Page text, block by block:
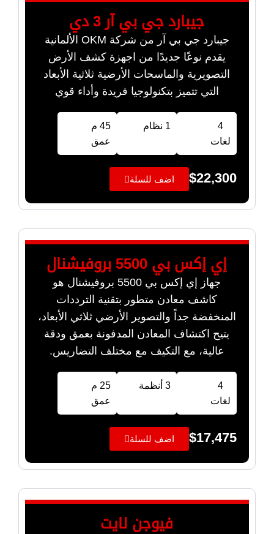
جيبارد جي بي آر 3 دي
جيبارد جي بي آر من شركة OKM الألمانية
يقدم نوعًا جديدًا من اجهزة كشف الأرض
التصويرية والماسحات الأرضية ثلاثية الأبعاد
التي تتميز بتكنولوجيا فريدة وأداء قوي
4
لغات
1 نظام
45 م
عمق
$22,300 اضف للسلة
إي إكس بي 5500 بروفيشنال
جهاز إي إكس بي 5500 بروفيشنال هو
كاشف معادن متطور بتقنية الترددات
المنخفضة جداً والتصوير الأرضي ثلاثي الأبعاد،
يتيح اكتشاف المعادن المدفونة بعمق ودقة
عالية، مع التكيف مع مختلف التضاريس.
4
لغات
3 أنظمة
25 م
عمق
$17,475 اضف للسلة
فيوجن لايت